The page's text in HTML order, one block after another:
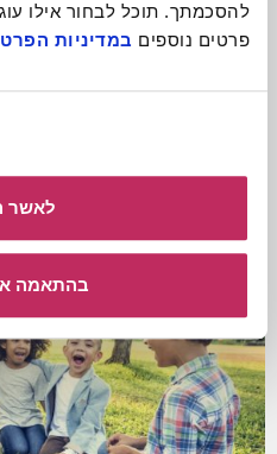
פרטים נוספים במדיניות
לאשר
בהתאמה
כולל חומרים
להורדה